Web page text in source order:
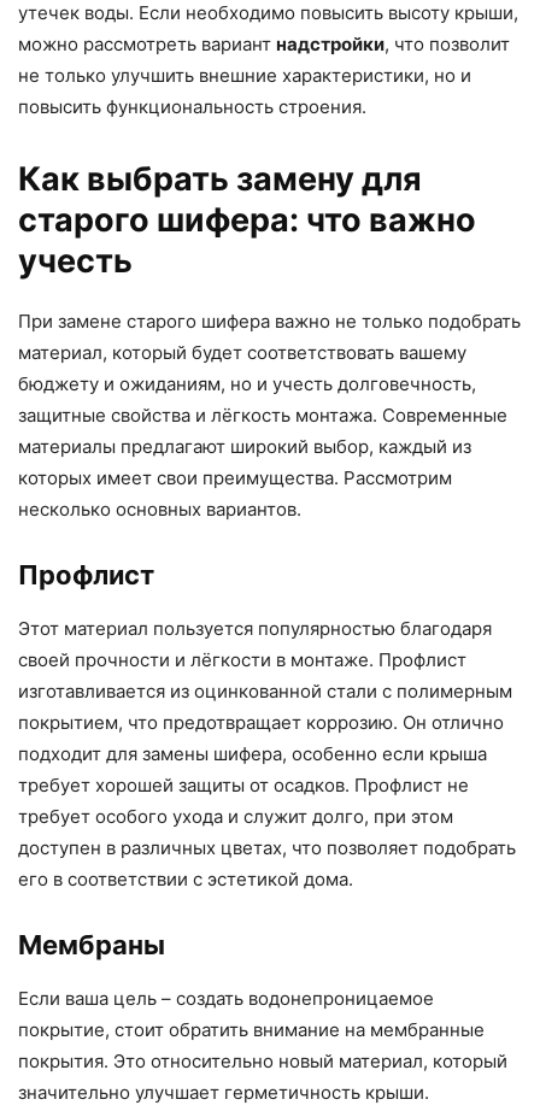
утечек воды. Если необходимо повысить высоту крыши,
можно рассмотреть вариант надстройки, что позволит
не только улучшить внешние характеристики, но и
повысить функциональность строения.
Как выбрать замену для
старого шифера: что важно
учесть
При замене старого шифера важно не только подобрать
материал, который будет соответствовать вашему
бюджету и ожиданиям, но и учесть долговечность,
защитные свойства и лёгкость монтажа. Современные
материалы предлагают широкий выбор, каждый из
которых имеет свои преимущества. Рассмотрим
несколько основных вариантов.
Профлист
Этот материал пользуется популярностью благодаря
своей прочности и лёгкости в монтаже. Профлист
изготавливается из оцинкованной стали с полимерным
покрытием, что предотвращает коррозию. Он отлично
подходит для замены шифера, особенно если крыша
требует хорошей защиты от осадков. Профлист не
требует особого ухода и служит долго, при этом
доступен в различных цветах, что позволяет подобрать
его в соответствии с эстетикой дома.
Мембраны
Если ваша цель – создать водонепроницаемое
покрытие, стоит обратить внимание на мембранные
покрытия. Это относительно новый материал, который
значительно улучшает герметичность крыши.